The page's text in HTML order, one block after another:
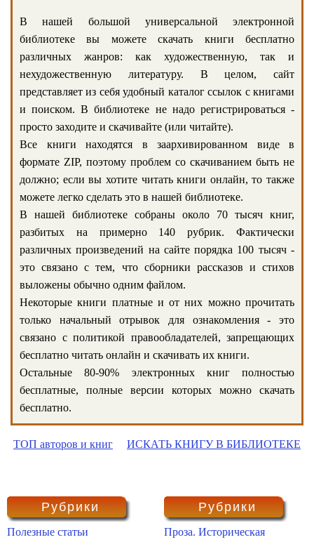
В нашей большой универсальной электронной
библиотеке вы можете скачать книги бесплатно
различных жанров: как художественную, так и
нехудожественную литературу. В целом, сайт
представляет из себя удобный каталог ссылок с книгами
и поиском. В библиотеке не надо регистрироваться -
просто заходите и скачивайте (или читайте).
Все книги находятся в заархивированном виде в
формате ZIP, поэтому проблем со скачиванием быть не
должно; если вы хотите читать книги онлайн, то также
можете легко сделать это в нашей библиотеке.
В нашей библиотеке собраны около 70 тысяч книг,
разбитых на примерно 140 рубрик. Фактически
различных произведений на сайте порядка 100 тысяч -
это связано с тем, что сборники рассказов и стихов
выложены обычно одним файлом.
Некоторые книги платные и от них можно прочитать
только начальный отрывок для ознакомления - это
связано с политикой правообладателей, запрещающих
бесплатно читать онлайн и скачивать их книги.
Остальные 80-90% электронных книг полностью
бесплатные, полные версии которых можно скачать
бесплатно.
ТОП авторов и книг ИСКАТЬ КНИГУ В БИБЛИОТЕКЕ
Рубрики
Полезные статьи
Рубрики
Проза. Историческая